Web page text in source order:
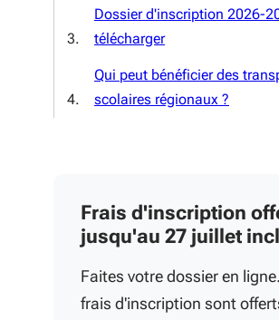
Dossier d'inscription 2026-
télécharger
Qui peut bénéficier des
scolaires régionaux ?
Frais d'inscription
jusqu'au 27 juillet
Faites votre dossier en
frais d'inscription sont